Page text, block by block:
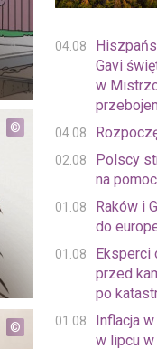
04.08
Gavi
w
04.08
02.08
Polscy
na
01.08
Raków i
do
01.08
Eksperci
przed
po
01.08
Inflacja
w lipcu